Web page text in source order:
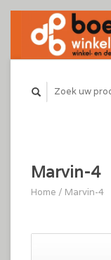
Marvin-4
Home / Marvin-4